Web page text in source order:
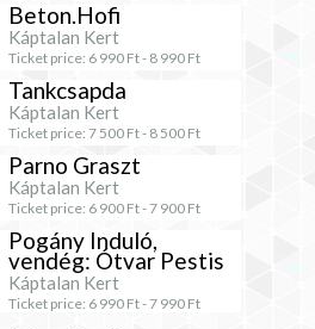
Beton.Hofi
Káptalan Kert
Ticket price: 6 990 Ft - 8 990 Ft
Tankcsapda
Káptalan Kert
Ticket price: 7 500 Ft - 8 500 Ft
Parno Graszt
Káptalan Kert
Ticket price: 6 900 Ft -7 900 Ft
Pogány Induló,
vendég: Ótvar Pestis
Káptalan Kert
Ticket price: 6 990 Ft -7 990 Ft